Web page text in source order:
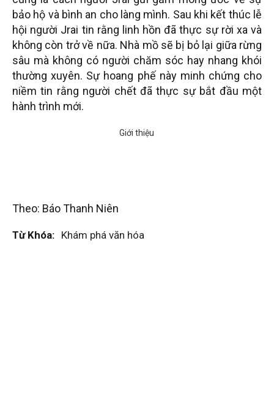
bảo hộ và bình an cho làng mình. Sau khi kết thúc lễ
hội người Jrai tin rằng linh hồn đã thực sự rời xa và
không còn trở về nữa. Nhà mồ sẽ bị bỏ lại giữa rừng
sâu mà không có người chăm sóc hay nhang khói
thường xuyên. Sự hoang phế này minh chứng cho
niềm tin rằng người chết đã thực sự bắt đầu một
hành trình mới.
Theo: Báo Thanh Niên
Từ Khóa: Khám phá văn hóa